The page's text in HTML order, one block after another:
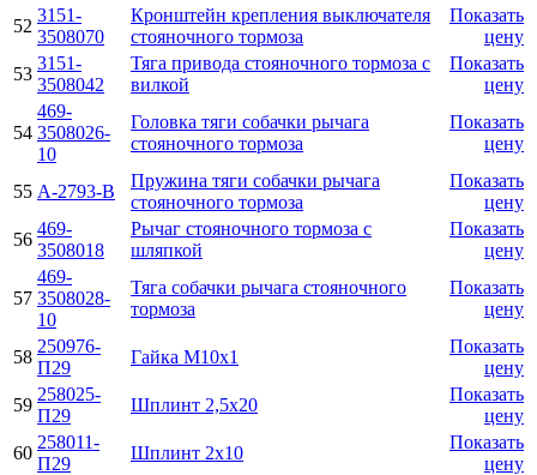
52
3151-
3508070
Кронштейн крепления выключателя
стояночного тормоза
Показать
цену
53
3151-
3508042
Тяга привода стояночного тормоза с
вилкой
Показать
цену
54
469-
3508026-
10
Головка тяги собачки рычага
стояночного тормоза
Показать
цену
55 А-2793-В
Пружина тяги собачки рычага
стояночного тормоза
Показать
цену
56
469-
3508018
Рычаг стояночного тормоза с
шляпкой
Показать
цену
57
469-
3508028-
10
Тяга собачки рычага стояночного
тормоза
Показать
цену
58
250976-
П29
Гайка М10х1
Показать
цену
59
258025-
П29
Шплинт 2,5х20
Показать
цену
60
258011-
П29
Шплинт 2х10
Показать
цену